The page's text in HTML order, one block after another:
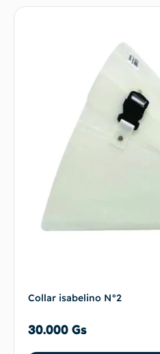
Collar isabelino N°2
30.000 Gs